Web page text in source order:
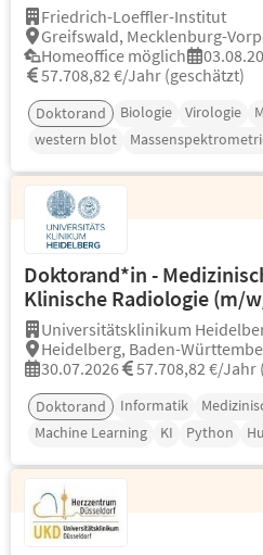
Friedrich-Loeffler-Institut
Greifswald, Mecklenburg-
Homeoffice möglich
57.708,82 €/Jahr (geschätzt)
Doktorand Biologie Virologie
western blot
Doktorand*in -
Klinische Radiologie (m/
Universitätsklinikum
Heidelberg, Baden-
30.07.2026
57.708,82 €/Jahr
Doktorand Informatik
Machine Learning
KI Python